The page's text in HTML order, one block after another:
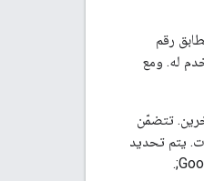
رقم
له. ومع
تتضمّن
يتم تحديد